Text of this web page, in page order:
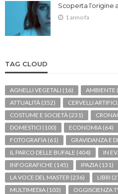
Scoperta l’origine
1 anno fa
TAG CLOUD
AGNELLI VEGETALI (16) AMBIENTE
ATTUALITÀ (352) CERVELLI
COSTUME E SOCIETÀ (231)
DOMESTICI (100) ECONOMIA (64)
FOTOGRAFIA (61) GRAVIDANZA E
IL PARCO DELLE BUFALE (404) IN
INFOGRAFICHE (145) IPAZIA (131)
LA VOCE DEL MASTER (236) LIBRI
MULTIMEDIA (103) OGGISCIENZA